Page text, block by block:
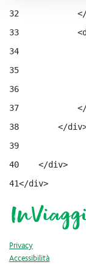
32
33
34
35
36
37
38
</
39
40
    </div>
41</div>
Privacy
Accessibilità